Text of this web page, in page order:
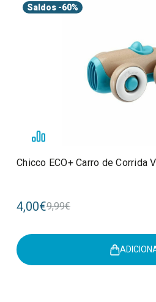
Saldos -60%
Chicco ECO+ Carro de Corrida
4,00€9,99€